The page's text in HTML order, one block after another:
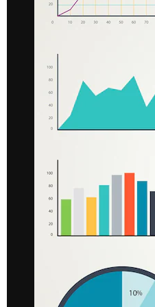
La piattaforma
migliori lavori.
Copyright © 2010-